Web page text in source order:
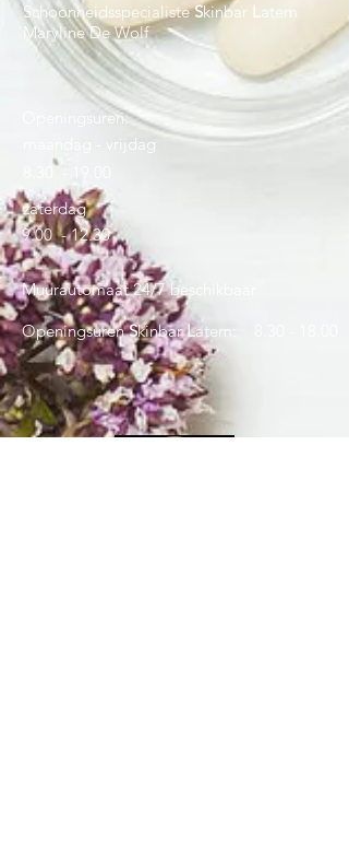
Openingsuren:
maandag - vrijdag
8.30 - 19.00
zaterdag
9.00 - 12.30
SchoonheidsspecialisteSkinbar Latem
Maryline De Wolf
Muurautomaat 24/7 beschikbaar
OpeningsurenSkinbarLatem: